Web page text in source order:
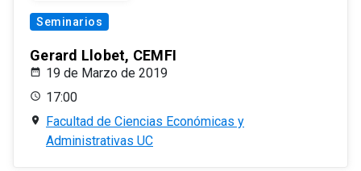
Seminarios
Gerard Llobet, CEMFI
19 de Marzo de 2019
17:00
Facultad de Ciencias Económicas y
Administrativas UC